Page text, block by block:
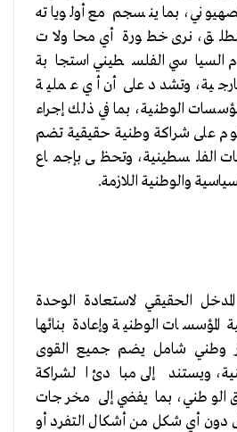
بما ينسجم مع أولوياته
نرى خطورة أي محاولات
السياسي الفلسطيني استجابة
وتشدد على أن أي عملية
الوطنية، بما في ذلك إجراء
على شراكة وطنية حقيقية تضم
الفلسطينية، وتحظى بإجماع
والوطنية اللازمة.
الحقيقي لاستعادة الوحدة
المؤسسات الوطنية وإعادة بنائها
وطني شامل يضم جميع القوى
ويستند إلى مبادئ الشراكة
الوطني، بما يفضي إلى مخرجات
دون أي شكل من أشكال التفرد أو